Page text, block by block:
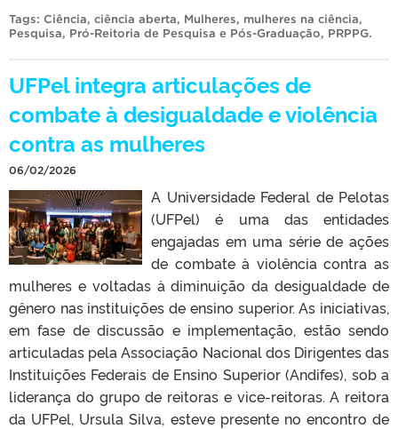
Tags: Ciência, ciência aberta, Mulheres, mulheres na ciência,
Pesquisa, Pró-Reitoria de Pesquisa e Pós-Graduação, PRPPG.
UFPel integra articulações de
combate à desigualdade e violência
contra as mulheres
06/02/2026
A Universidade Federal de Pelotas
(UFPel) é uma das entidades
engajadas em uma série de ações
de combate à violência contra as
mulheres e voltadas à diminuição da desigualdade de
gênero nas instituições de ensino superior. As iniciativas,
em fase de discussão e implementação, estão sendo
articuladas pela Associação Nacional dos Dirigentes das
Instituições Federais de Ensino Superior (Andifes), sob a
liderança do grupo de reitoras e vice-reitoras. A reitora
da UFPel, Ursula Silva, esteve presente no encontro de